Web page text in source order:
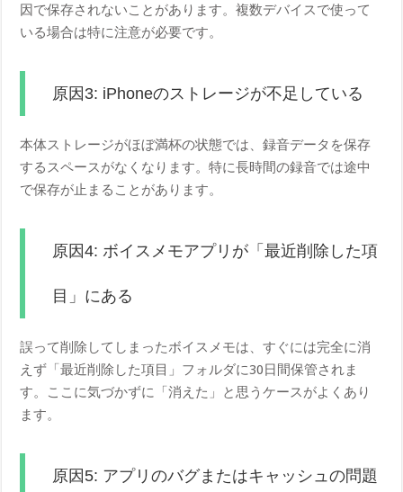
因で保存されないことがあります。複数デバイスで使って
いる場合は特に注意が必要です。
原因3: iPhoneのストレージが不足している
本体ストレージがほぼ満杯の状態では、録音データを保存
するスペースがなくなります。特に長時間の録音では途中
で保存が止まることがあります。
原因4: ボイスメモアプリが「最近削除した項
目」にある
誤って削除してしまったボイスメモは、すぐには完全に消
えず「最近削除した項目」フォルダに30日間保管されま
す。ここに気づかずに「消えた」と思うケースがよくあり
ます。
原因5: アプリのバグまたはキャッシュの問題